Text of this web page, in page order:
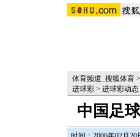
体育频道_搜狐体育 >
进球彩 > 进球彩动态
中国足